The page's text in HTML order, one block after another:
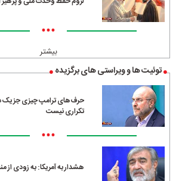
•••
بیشتر
توئیت ها و ویراستی های برگزیده
حرف‌های ترامپ چیزی جز یک
تکراری نیست
•••
هشدار به آمریکا: به زودی از